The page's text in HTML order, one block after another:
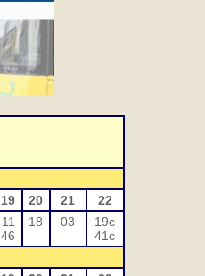
19 20 21
22
11
46
18 03
19c
41c